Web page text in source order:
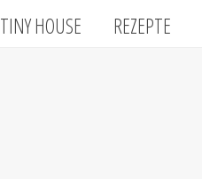
TINY HOUSE REZEPTE